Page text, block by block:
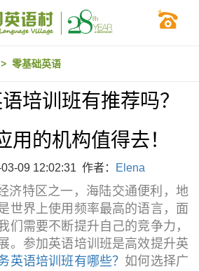
> 零基础英语
培训班有推荐吗？
用的机构值得去！
09 12:02:31 作者： Elena
济特区之一，海陆交通便利，地
世界上使用频率最高的语言，面
们需要不断提升自己的竞争力，
。参加英语培训班是高效提升英
英语培训班有哪些？ 如何选择广